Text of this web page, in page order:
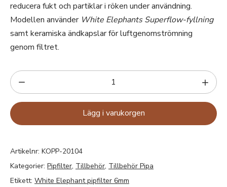
reducera fukt och partiklar i röken under användning.
Modellen använder White Elephants Superflow-fyllning
samt keramiska ändkapslar för luftgenomströmning
genom filtret.
Lägg i varukorgen
Artikelnr: KOPP-20104
Kategorier: Pipfilter, Tillbehör, Tillbehör Pipa
Etikett: White Elephant pipfilter 6mm